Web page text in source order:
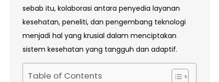
sebab itu, kolaborasi antara penyedia layanan
kesehatan, peneliti, dan pengembang teknologi
menjadi hal yang krusial dalam menciptakan
sistem kesehatan yang tangguh dan adaptif.
Table of Contents